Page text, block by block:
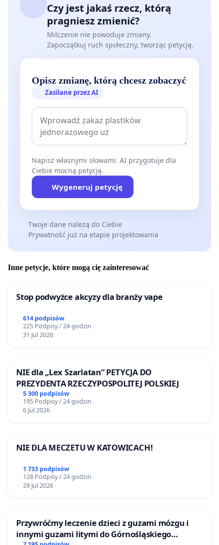
Czy jest jakaś rzecz, którą
pragniesz zmienić?
Milczenie nie powoduje zmiany.
Zapoczątkuj ruch społeczny, tworząc petycję.
Opisz zmianę, którą chcesz zobaczyć
Zasilane przez AI
Napisz własnymi słowami. AI przygotuje dla
Ciebie mocną petycję.
Wygeneruj petycję
Twoje dane należą do Ciebie
Prywatność już na etapie projektowania
Inne petycje, które mogą cię zainteresować
Stop podwyżce akcyzy dla branży vape
614 podpisów
225 Podpisy / 24 godzin
31 Jul 2026
NIE dla „Lex Szarlatan” PETYCJA DO
PREZYDENTA RZECZYPOSPOLITEJ POLSKIEJ
5 300 podpisów
195 Podpisy / 24 godzin
6 Jul 2026
NIE DLA MECZETU W KATOWICACH!
1 733 podpisów
128 Podpisy / 24 godzin
29 Jul 2026
Przywróćmy leczenie dzieci z guzami mózgu i
innymi guzami litymi do Górnośląskiego